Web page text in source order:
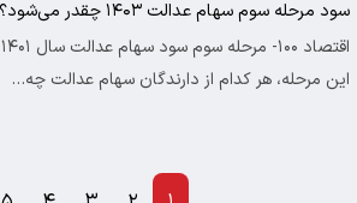
سود مرحله سوم سهام عدالت ۱۴۰۳ چقدر می‌شود؟
این مرحله، هر کدام از دارندگان سهام عدالت چه…